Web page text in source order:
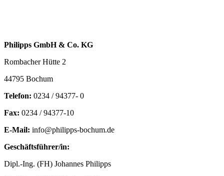
Philipps GmbH & Co. KG
Rombacher Hütte 2
44795 Bochum
Telefon: 0234 / 94377- 0
Fax: 0234 / 94377-10
E-Mail: info@philipps-bochum.de
Geschäftsführer/in:
Dipl.-Ing. (FH) Johannes Philipps